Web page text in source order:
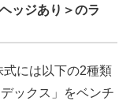
ッジあり＞のラ
には以下の2種類
ックス」をベンチ